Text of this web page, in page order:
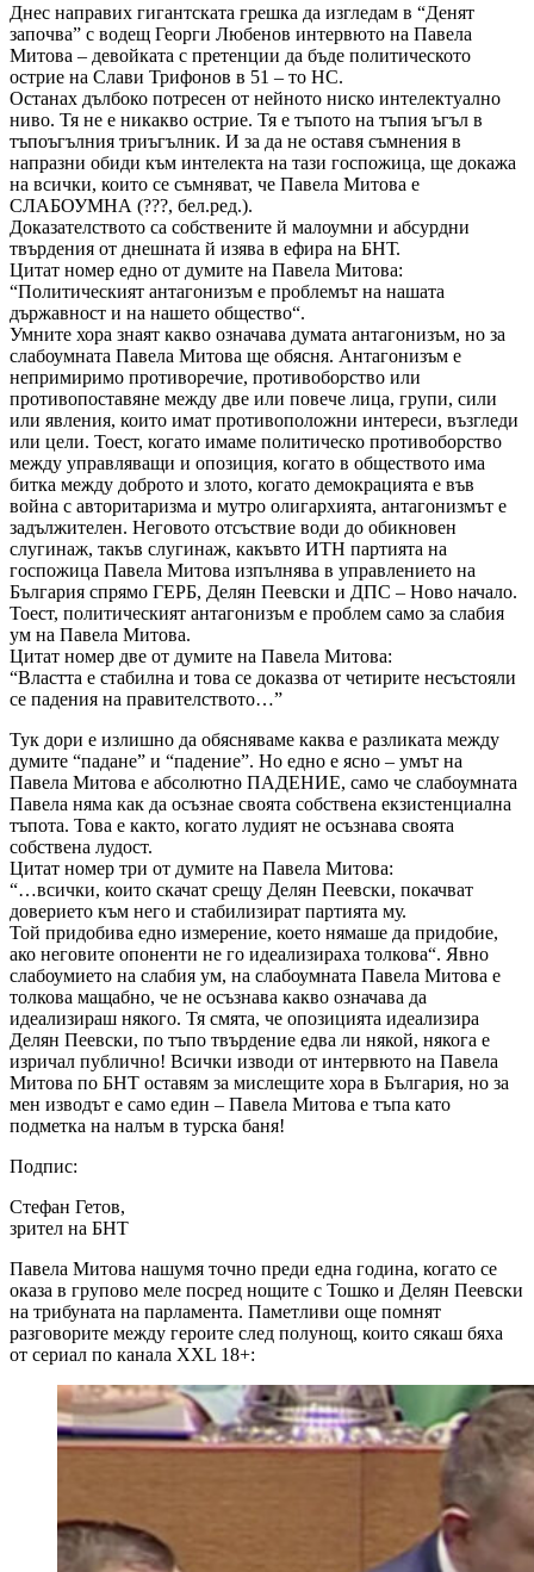
Днес направих гигантската грешка да изгледам в “Денят
започва” с водещ Георги Любенов интервюто на Павела
Митова – девойката с претенции да бъде политическото
острие на Слави Трифонов в 51 – то НС.
Останах дълбоко потресен от нейното ниско интелектуално
ниво. Тя не е никакво острие. Тя е тъпото на тъпия ъгъл в
тъпоъгълния триъгълник. И за да не оставя съмнения в
напразни обиди към интелекта на тази госпожица, ще докажа
на всички, които се съмняват, че Павела Митова е
СЛАБОУМНА (???, бел.ред.).
Доказателството са собствените й малоумни и абсурдни
твърдения от днешната й изява в ефира на БНТ.
Цитат номер едно от думите на Павела Митова:
“Политическият антагонизъм е проблемът на нашата
държавност и на нашето общество“.
Умните хора знаят какво означава думата антагонизъм, но за
слабоумната Павела Митова ще обясня. Антагонизъм е
непримиримо противоречие, противоборство или
противопоставяне между две или повече лица, групи, сили
или явления, които имат противоположни интереси, възгледи
или цели. Тоест, когато имаме политическо противоборство
между управляващи и опозиция, когато в обществото има
битка между доброто и злото, когато демокрацията е във
война с авторитаризма и мутро олигархията, антагонизмът е
задължителен. Неговото отсъствие води до обикновен
слугинаж, такъв слугинаж, какъвто ИТН партията на
госпожица Павела Митова изпълнява в управлението на
България спрямо ГЕРБ, Делян Пеевски и ДПС – Ново начало.
Тоест, политическият антагонизъм е проблем само за слабия
ум на Павела Митова.
Цитат номер две от думите на Павела Митова:
“Властта е стабилна и това се доказва от четирите несъстояли
се падения на правителството…”
Тук дори е излишно да обясняваме каква е разликата между
думите “падане” и “падение”. Но едно е ясно – умът на
Павела Митова е абсолютно ПАДЕНИЕ, само че слабоумната
Павела няма как да осъзнае своята собствена екзистенциална
тъпота. Това е както, когато лудият не осъзнава своята
собствена лудост.
Цитат номер три от думите на Павела Митова:
“…всички, които скачат срещу Делян Пеевски, покачват
доверието към него и стабилизират партията му.
Той придобива едно измерение, което нямаше да придобие,
ако неговите опоненти не го идеализираха толкова“. Явно
слабоумието на слабия ум, на слабоумната Павела Митова е
толкова мащабно, че не осъзнава какво означава да
идеализираш някого. Тя смята, че опозицията идеализира
Делян Пеевски, по тъпо твърдение едва ли някой, някога е
изричал публично! Всички изводи от интервюто на Павела
Митова по БНТ оставям за мислещите хора в България, но за
мен изводът е само един – Павела Митова е тъпа като
подметка на налъм в турска баня!
Подпис:
Стефан Гетов,
зрител на БНТ
Павела Митова нашумя точно преди една година, когато се
оказа в групово меле посред нощите с Тошко и Делян Пеевски
на трибуната на парламента. Паметливи още помнят
разговорите между героите след полунощ, които сякаш бяха
от сериал по канала XXL 18+: